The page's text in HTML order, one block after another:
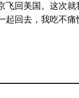
回美国。这次
回去，我吃不痛